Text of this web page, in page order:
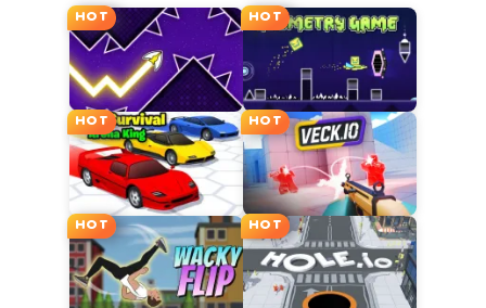
HOT HOT
HOT HOT
HOT HOT